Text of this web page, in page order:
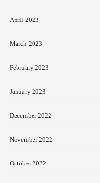
April 2023
March 2023
February 2023
January 2023
December 2022
November 2022
October 2022